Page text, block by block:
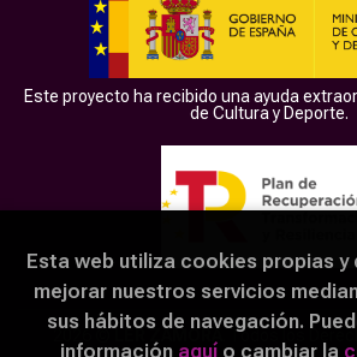
Este proyecto ha recibido una ayuda
de Cultura y Deporte.
. Todos los
Esta web utiliza cookies propias
mejorar nuestros servicios
sus hábitos de navegación.
información aquío cambiar la